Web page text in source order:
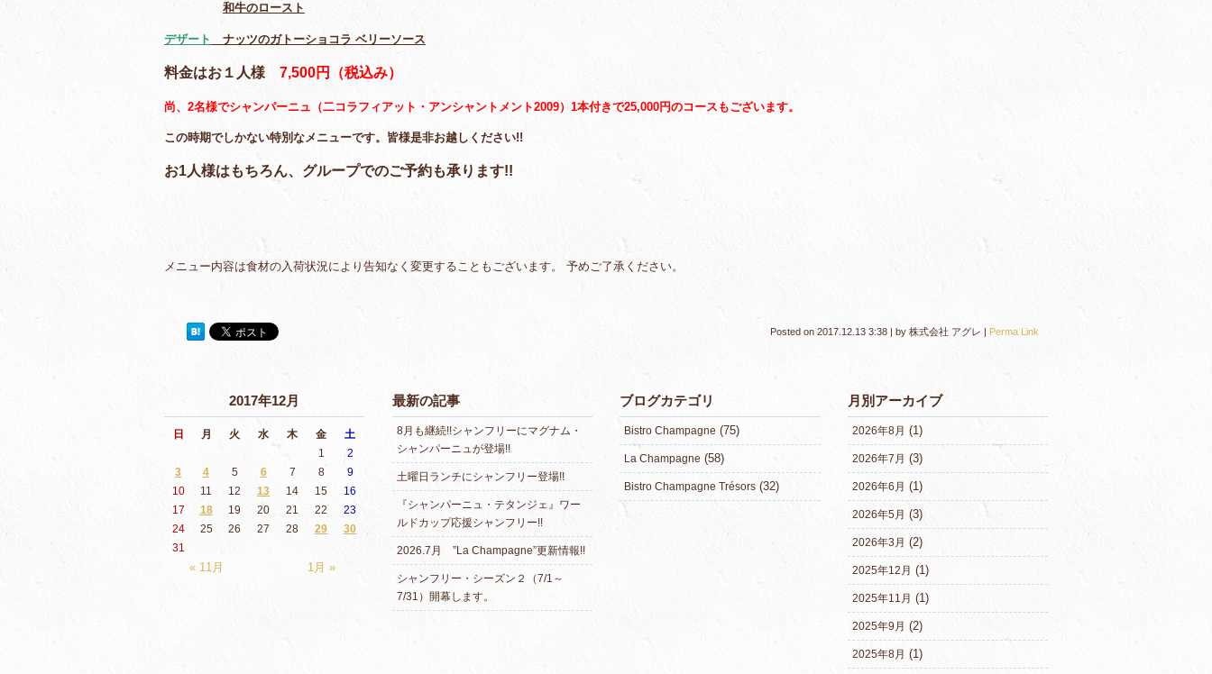
和牛のロースト
デザート ナッツのガトーショコラ ベリーソース
料金はお１人様 7,500円（税込み）
尚、2名様でシャンパーニュ（二コラフィアット・アンシャントメント2009）1本付きで25,000円のコースもございます。
この時期でしかない特別なメニューです。皆様是非お越しください!!
お1人様はもちろん、グループでのご予約も承ります!!
メニュー内容は食材の入荷状況により告知なく変更することもございます。 予めご了承ください。
Posted on 2017.12.13 3:38 by 株式会社 アグレ Perma Link
2017年12月
日 月 火 水 木 金 土
« 11月 1月 »
1
2
3
4 5 6 7 8
9
10
11 12 13 14 15
16
17
18 19 20 21 22
23
24
25 26 27 28 29
30
31
最新の記事
8月も継続!!シャンフリーにマグナム・
シャンパーニュが登場!!
土曜日ランチにシャンフリー登場!!
『シャンパーニュ・テタンジェ』ワー
ルドカップ応援シャンフリー!!
2026.7月 ”La Champagne”更新情報!!
シャンフリー・シーズン２（7/1～
7/31）開幕します。
ブログカテゴリ
Bistro Champagne (75)
La Champagne (58)
Bistro Champagne Trésors (32)
月別アーカイブ
2026年8月 (1)
2026年7月 (3)
2026年6月 (1)
2026年5月 (3)
2026年3月 (2)
2025年12月 (1)
2025年11月 (1)
2025年9月 (2)
2025年8月 (1)